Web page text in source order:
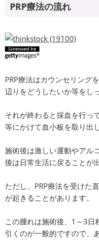
PRP療法の流れ
PRP療法はカウンセリング
辺りをどうしたいか等をし
それが終わると採血を行っ
等にかけて血小板を取り出し
施術後は激しい運動やアル
後は日常生活に戻ることが
ただし、PRP療法を受けた
が起きることがあります。
この腫れは施術後、1～3
引くのが一般的ですので、